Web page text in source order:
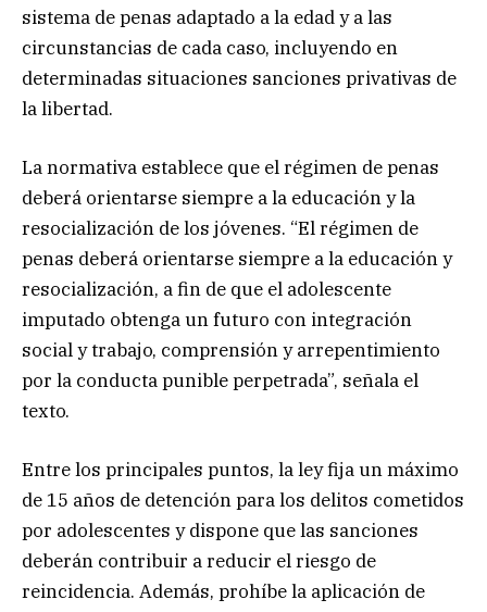
sistema de penas adaptado a la edad y a las
circunstancias de cada caso, incluyendo en
determinadas situaciones sanciones privativas de
la libertad.
La normativa establece que el régimen de penas
deberá orientarse siempre a la educación y la
resocialización de los jóvenes. “El régimen de
penas deberá orientarse siempre a la educación y
resocialización, a fin de que el adolescente
imputado obtenga un futuro con integración
social y trabajo, comprensión y arrepentimiento
por la conducta punible perpetrada”, señala el
texto.
Entre los principales puntos, la ley fija un máximo
de 15 años de detención para los delitos cometidos
por adolescentes y dispone que las sanciones
deberán contribuir a reducir el riesgo de
reincidencia. Además, prohíbe la aplicación de